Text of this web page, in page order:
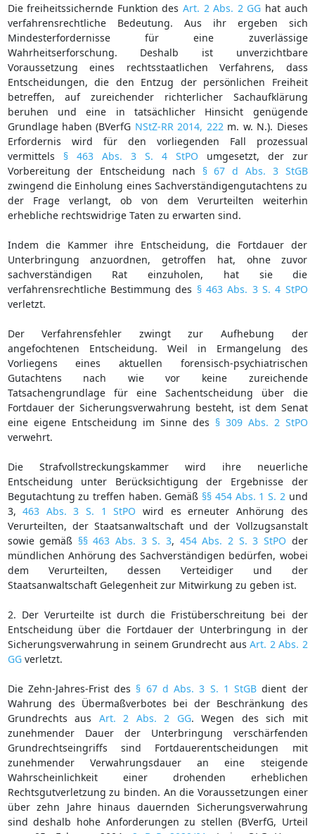
Die freiheitssichernde Funktion des Art. 2 Abs. 2 GG hat auch
verfahrensrechtliche Bedeutung. Aus ihr ergeben sich
Mindesterfordernisse für eine zuverlässige
Wahrheitserforschung. Deshalb ist unverzichtbare
Voraussetzung eines rechtsstaatlichen Verfahrens, dass
Entscheidungen, die den Entzug der persönlichen Freiheit
betreffen, auf zureichender richterlicher Sachaufklärung
beruhen und eine in tatsächlicher Hinsicht genügende
Grundlage haben (BVerfG NStZ-RR 2014, 222 m. w. N.). Dieses
Erfordernis wird für den vorliegenden Fall prozessual
vermittels § 463 Abs. 3 S. 4 StPO umgesetzt, der zur
Vorbereitung der Entscheidung nach § 67 d Abs. 3 StGB
zwingend die Einholung eines Sachverständigengutachtens zu
der Frage verlangt, ob von dem Verurteilten weiterhin
erhebliche rechtswidrige Taten zu erwarten sind.
Indem die Kammer ihre Entscheidung, die Fortdauer der
Unterbringung anzuordnen, getroffen hat, ohne zuvor
sachverständigen Rat einzuholen, hat sie die
verfahrensrechtliche Bestimmung des § 463 Abs. 3 S. 4 StPO
verletzt.
Der Verfahrensfehler zwingt zur Aufhebung der
angefochtenen Entscheidung. Weil in Ermangelung des
Vorliegens eines aktuellen forensisch-psychiatrischen
Gutachtens nach wie vor keine zureichende
Tatsachengrundlage für eine Sachentscheidung über die
Fortdauer der Sicherungsverwahrung besteht, ist dem Senat
eine eigene Entscheidung im Sinne des § 309 Abs. 2 StPO
verwehrt.
Die Strafvollstreckungskammer wird ihre neuerliche
Entscheidung unter Berücksichtigung der Ergebnisse der
Begutachtung zu treffen haben. Gemäß §§ 454 Abs. 1 S. 2 und
3,463 Abs. 3 S. 1 StPO wird es erneuter Anhörung des
Verurteilten, der Staatsanwaltschaft und der Vollzugsanstalt
sowie gemäß §§ 463 Abs. 3 S. 3, 454 Abs. 2 S. 3 StPO der
mündlichen Anhörung des Sachverständigen bedürfen, wobei
dem Verurteilten, dessen Verteidiger und der
Staatsanwaltschaft Gelegenheit zur Mitwirkung zu geben ist.
2. Der Verurteilte ist durch die Fristüberschreitung bei der
Entscheidung über die Fortdauer der Unterbringung in der
Sicherungsverwahrung in seinem Grundrecht aus Art. 2 Abs. 2
GGverletzt.
Die Zehn-Jahres-Frist des § 67 d Abs. 3 S. 1 StGB dient der
Wahrung des Übermaßverbotes bei der Beschränkung des
Grundrechts aus Art. 2 Abs. 2 GG. Wegen des sich mit
zunehmender Dauer der Unterbringung verschärfenden
Grundrechtseingriffs sind Fortdauerentscheidungen mit
zunehmender Verwahrungsdauer an eine steigende
Wahrscheinlichkeit einer drohenden erheblichen
Rechtsgutverletzung zu binden. An die Voraussetzungen einer
über zehn Jahre hinaus dauernden Sicherungsverwahrung
sind deshalb hohe Anforderungen zu stellen (BVerfG, Urteil